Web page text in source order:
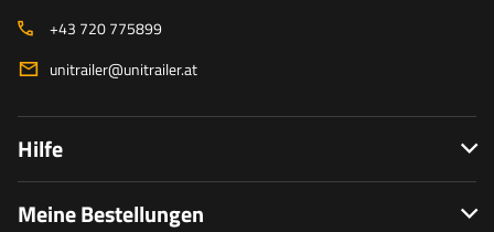
+43 720 775899
unitrailer@unitrailer.at
Hilfe
Meine Bestellungen